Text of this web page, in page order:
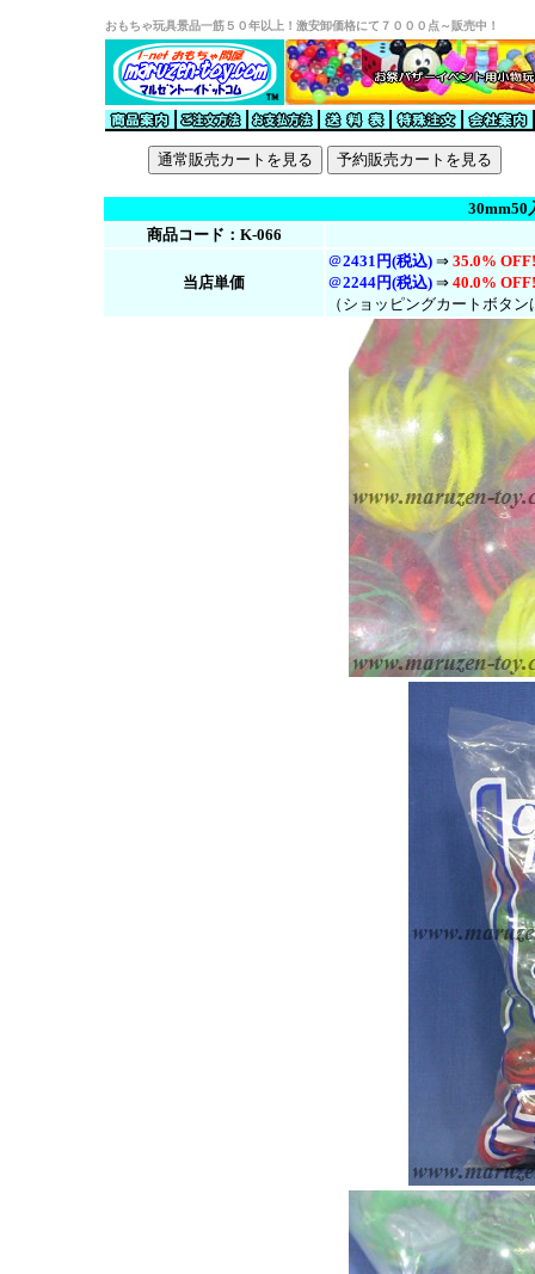
おもちゃ玩具景品一筋５０年以上！激安卸価格にて７０００点～販売中！
30mm50
商品コード：K-066
当店単価
＠2431円(税込) ⇒ 35.0% OFF!
＠2244円(税込) ⇒ 40.0% OFF!
（ショッピングカートボタ